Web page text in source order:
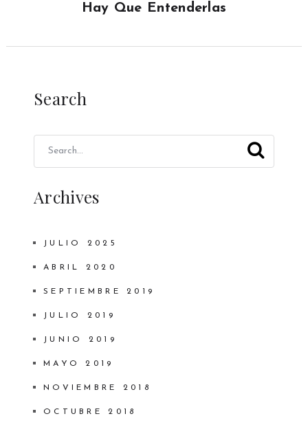
Hay Que Entenderlas
Search
Archives
JULIO 2025
ABRIL 2020
SEPTIEMBRE 2019
JULIO 2019
JUNIO 2019
MAYO 2019
NOVIEMBRE 2018
OCTUBRE 2018